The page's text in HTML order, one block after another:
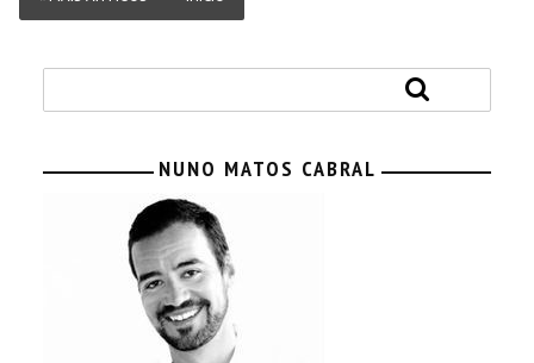
NUNO MATOS CABRAL